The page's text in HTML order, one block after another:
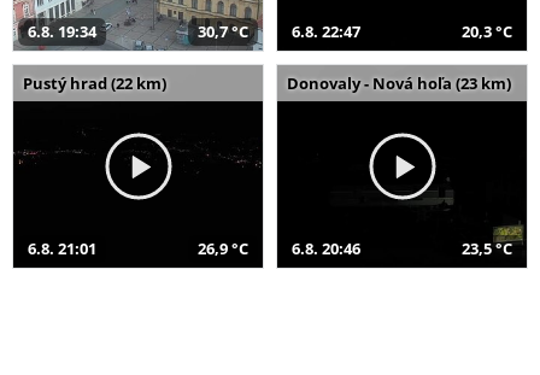
6.8. 19:34 30,7 °C 6.8. 22:47 20,3 °C
Pustý hrad (22 km)
6.8. 21:01 26,9 °C
Donovaly - Nová hoľa (23 km)
6.8. 20:46 23,5 °C